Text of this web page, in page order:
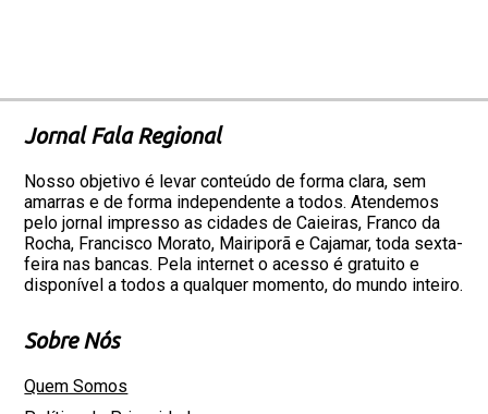
Jornal Fala Regional
Nosso objetivo é levar conteúdo de forma clara, sem
amarras e de forma independente a todos. Atendemos
pelo jornal impresso as cidades de Caieiras, Franco da
Rocha, Francisco Morato, Mairiporã e Cajamar, toda sexta-
feira nas bancas. Pela internet o acesso é gratuito e
disponível a todos a qualquer momento, do mundo inteiro.
Sobre Nós
Quem Somos